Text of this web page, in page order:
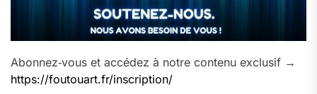
Abonnez‑vous et accédez à notre contenu exclusif →
https://foutouart.fr/inscription/